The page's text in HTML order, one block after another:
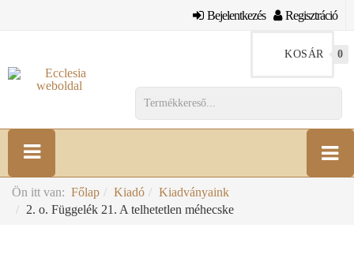
Bejelentkezés Regisztráció
KOSÁR 0
Ön itt van: Főlap Kiadó
Kiadványaink
2. o. Függelék 21. A telhetetlen méhecske